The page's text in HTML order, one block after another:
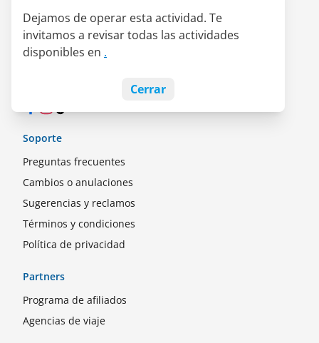
Dejamos de operar esta actividad. Te
invitamos a revisar todas las actividades
disponibles en .
Cerrar
Quiénes somos
Alianza LATAM Pass
Empleos
Soporte
Preguntas frecuentes
Cambios o anulaciones
Sugerencias y reclamos
Términos y condiciones
Política de privacidad
Partners
Programa de afiliados
Agencias de viaje